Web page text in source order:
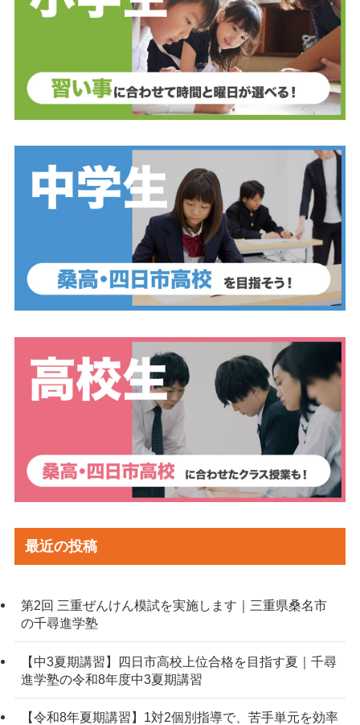
最近の投稿
第2回 三重ぜんけん模試を実施します｜三重県桑名市
の千尋進学塾
【中3夏期講習】四日市高校上位合格を目指す夏｜千尋
進学塾の令和8年度中3夏期講習
【令和8年夏期講習】1対2個別指導で、苦手単元を効率